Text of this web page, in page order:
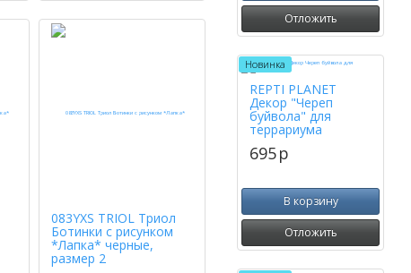
083YXS TRIOL Триол
Ботинки с рисунком
*Лапка* черные,
размер 2
Отложить
Новинка
REPTI PLANET
Декор "Череп
буйвола" для
террариума
695p
В корзину
Отложить